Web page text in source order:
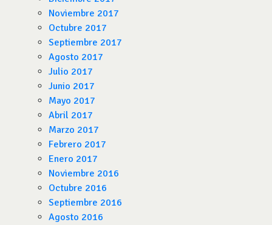
Noviembre 2017
Octubre 2017
Septiembre 2017
Agosto 2017
Julio 2017
Junio 2017
Mayo 2017
Abril 2017
Marzo 2017
Febrero 2017
Enero 2017
Noviembre 2016
Octubre 2016
Septiembre 2016
Agosto 2016